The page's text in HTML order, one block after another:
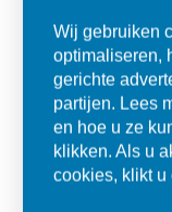
Wij gebruiken
optimaliseren,
gerichte
partijen. Lees
en hoe u ze
klikken. Als u
cookies, klikt u